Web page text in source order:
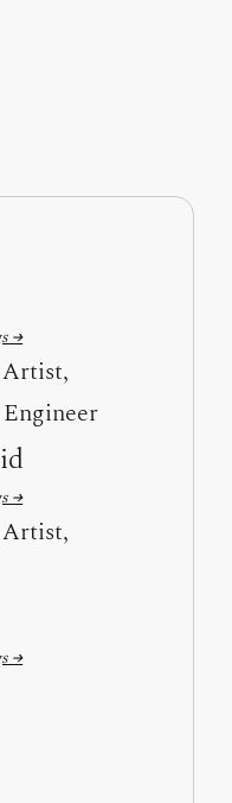
→
Artist,
→
Artist,
→